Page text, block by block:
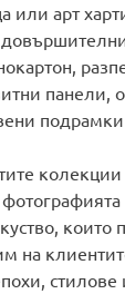
или арт
панели,
които
на
стилове